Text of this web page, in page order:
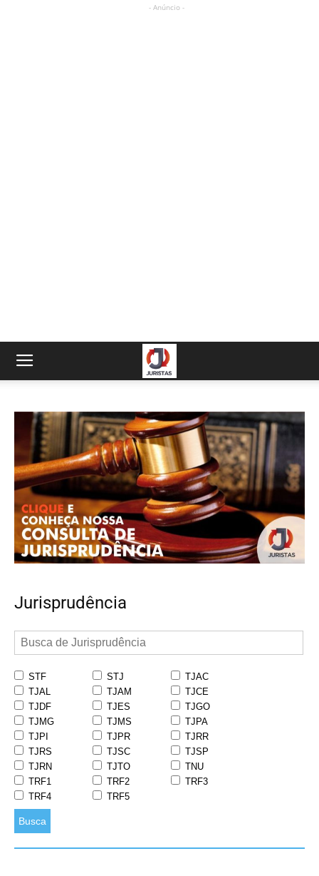
- Anúncio -
Jurisprudência
STF STJ
TJAC
TJAL
TJAM
TJCE
TJDF
TJES
TJGO
TJMG
TJMS
TJPA
TJPI
TJPR
TJRR
TJRS
TJSC
TJSP
TJRN
TJTO
TNU
TRF1
TRF2
TRF3
TRF4
TRF5
Busca